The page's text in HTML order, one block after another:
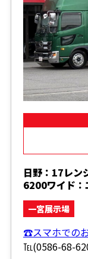
日野：17レン
6200ワイド：
一宮展示場
☎スマホでの
℡(0586-68-